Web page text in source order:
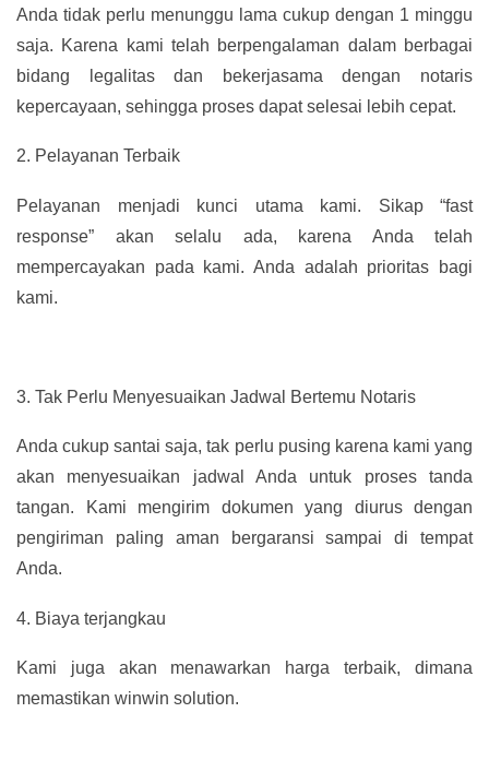
Anda tidak perlu menunggu lama cukup dengan 1 minggu
saja. Karena kami telah berpengalaman dalam berbagai
bidang legalitas dan bekerjasama dengan notaris
kepercayaan, sehingga proses dapat selesai lebih cepat.
2. Pelayanan Terbaik
Pelayanan menjadi kunci utama kami. Sikap “fast
response” akan selalu ada, karena Anda telah
mempercayakan pada kami. Anda adalah prioritas bagi
kami.
3. Tak Perlu Menyesuaikan Jadwal Bertemu Notaris
Anda cukup santai saja, tak perlu pusing karena kami yang
akan menyesuaikan jadwal Anda untuk proses tanda
tangan. Kami mengirim dokumen yang diurus dengan
pengiriman paling aman bergaransi sampai di tempat
Anda.
4. Biaya terjangkau
Kami juga akan menawarkan harga terbaik, dimana
memastikan winwin solution.